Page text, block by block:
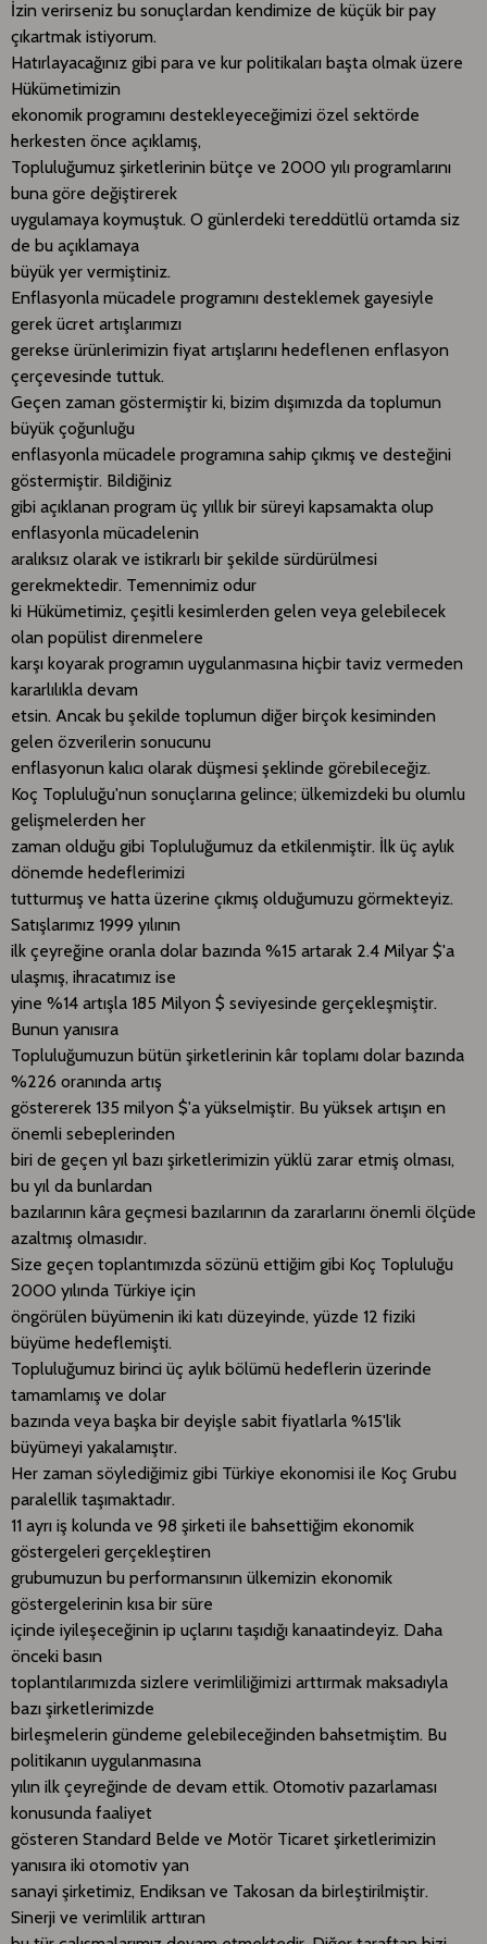
İzin verirseniz bu sonuçlardan kendimize de küçük bir pay
çıkartmak istiyorum.
Hatırlayacağınız gibi para ve kur politikaları başta olmak üzere
Hükümetimizin
ekonomik programını destekleyeceğimizi özel sektörde
herkesten önce açıklamış,
Topluluğumuz şirketlerinin bütçe ve 2000 yılı programlarını
buna göre değiştirerek
uygulamaya koymuştuk. O günlerdeki tereddütlü ortamda siz
de bu açıklamaya
büyük yer vermiştiniz.
Enflasyonla mücadele programını desteklemek gayesiyle
gerek ücret artışlarımızı
gerekse ürünlerimizin fiyat artışlarını hedeflenen enflasyon
çerçevesinde tuttuk.
Geçen zaman göstermiştir ki, bizim dışımızda da toplumun
büyük çoğunluğu
enflasyonla mücadele programına sahip çıkmış ve desteğini
göstermiştir. Bildiğiniz
gibi açıklanan program üç yıllık bir süreyi kapsamakta olup
enflasyonla mücadelenin
aralıksız olarak ve istikrarlı bir şekilde sürdürülmesi
gerekmektedir. Temennimiz odur
ki Hükümetimiz, çeşitli kesimlerden gelen veya gelebilecek
olan popülist direnmelere
karşı koyarak programın uygulanmasına hiçbir taviz vermeden
kararlılıkla devam
etsin. Ancak bu şekilde toplumun diğer birçok kesiminden
gelen özverilerin sonucunu
enflasyonun kalıcı olarak düşmesi şeklinde görebileceğiz.
Koç Topluluğu'nun sonuçlarına gelince; ülkemizdeki bu olumlu
gelişmelerden her
zaman olduğu gibi Topluluğumuz da etkilenmiştir. İlk üç aylık
dönemde hedeflerimizi
tutturmuş ve hatta üzerine çıkmış olduğumuzu görmekteyiz.
Satışlarımız 1999 yılının
ilk çeyreğine oranla dolar bazında %15 artarak 2.4 Milyar $'a
ulaşmış, ihracatımız ise
yine %14 artışla 185 Milyon $ seviyesinde gerçekleşmiştir.
Bunun yanısıra
Topluluğumuzun bütün şirketlerinin kâr toplamı dolar bazında
%226 oranında artış
göstererek 135 milyon $'a yükselmiştir. Bu yüksek artışın en
önemli sebeplerinden
biri de geçen yıl bazı şirketlerimizin yüklü zarar etmiş olması,
bu yıl da bunlardan
bazılarının kâra geçmesi bazılarının da zararlarını önemli ölçüde
azaltmış olmasıdır.
Size geçen toplantımızda sözünü ettiğim gibi Koç Topluluğu
2000 yılında Türkiye için
öngörülen büyümenin iki katı düzeyinde, yüzde 12 fiziki
büyüme hedeflemişti.
Topluluğumuz birinci üç aylık bölümü hedeflerin üzerinde
tamamlamış ve dolar
bazında veya başka bir deyişle sabit fiyatlarla %15'lik
büyümeyi yakalamıştır.
Her zaman söylediğimiz gibi Türkiye ekonomisi ile Koç Grubu
paralellik taşımaktadır.
11 ayrı iş kolunda ve 98 şirketi ile bahsettiğim ekonomik
göstergeleri gerçekleştiren
grubumuzun bu performansının ülkemizin ekonomik
göstergelerinin kısa bir süre
içinde iyileşeceğinin ip uçlarını taşıdığı kanaatindeyiz. Daha
önceki basın
toplantılarımızda sizlere verimliliğimizi arttırmak maksadıyla
bazı şirketlerimizde
birleşmelerin gündeme gelebileceğinden bahsetmiştim. Bu
politikanın uygulanmasına
yılın ilk çeyreğinde de devam ettik. Otomotiv pazarlaması
konusunda faaliyet
gösteren Standard Belde ve Motör Ticaret şirketlerimizin
yanısıra iki otomotiv yan
sanayi şirketimiz, Endiksan ve Takosan da birleştirilmiştir.
Sinerji ve verimlilik arttıran